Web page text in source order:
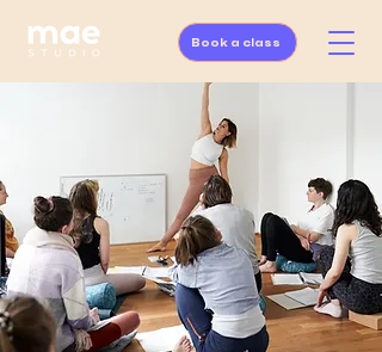
Book a class